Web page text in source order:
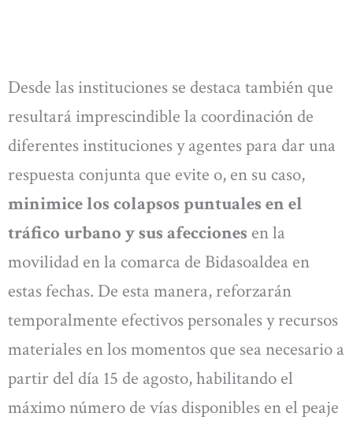
Desde las instituciones se destaca también que
resultará imprescindible la coordinación de
diferentes instituciones y agentes para dar una
respuesta conjunta que evite o, en su caso,
minimice los colapsos puntuales en el
tráfico urbano y sus afecciones en la
movilidad en la comarca de Bidasoaldea en
estas fechas. De esta manera, reforzarán
temporalmente efectivos personales y recursos
materiales en los momentos que sea necesario a
partir del día 15 de agosto, habilitando el
máximo número de vías disponibles en el peaje